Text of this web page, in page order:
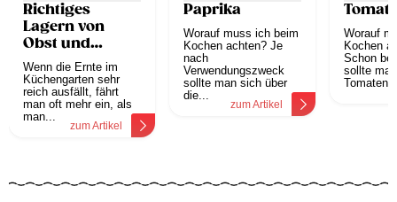
Richtiges
Lagern von
Obst und
Gemüse
Wenn die Ernte im
Küchengarten sehr
reich ausfällt, fährt
man oft mehr ein, als
man...
zum Artikel
Paprika
Worauf muss ich beim
Kochen achten? Je
nach
Verwendungszweck
sollte man sich über
die...
zum Artikel
Tomate
Worauf
Kochen
Schon
sollte
Tomaten